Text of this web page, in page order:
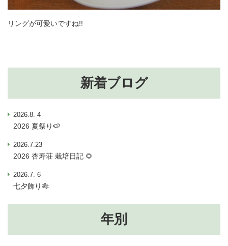
リングが可愛いですね!!
新着ブログ
2026.8. 4
2026 夏祭り🍉
2026.7.23
2026 杏寿荘 栽培日記 🌻
2026.7. 6
七夕飾り🎋
年別